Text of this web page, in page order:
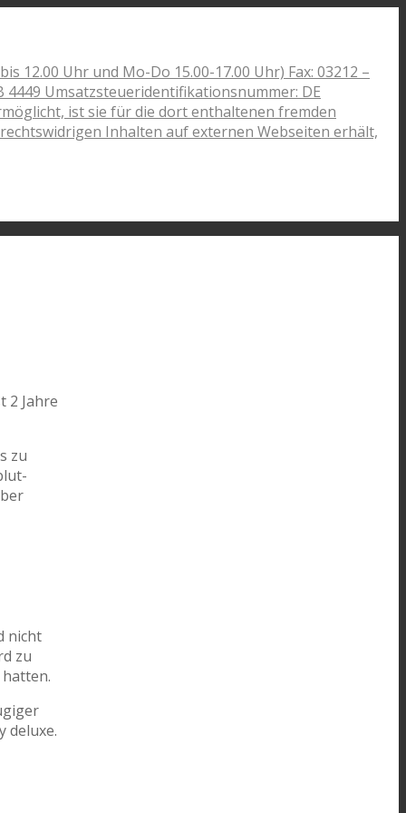
12.00 Uhr und Mo-Do 15.00-17.00 Uhr) Fax: 03212 –
4449 Umsatzsteueridentifikationsnummer: DE
ist sie für die dort enthaltenen fremden
Inhalten auf externen Webseiten erhält,
2 Jahre
zu
nicht
zu
deluxe.